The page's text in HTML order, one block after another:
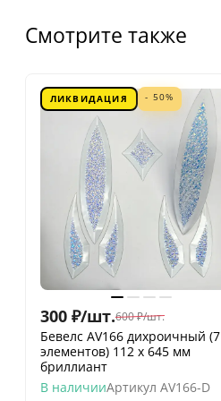
Смотрите также
ЛИКВИДАЦИЯ - 50%
300 ₽/шт.600 ₽/шт.
Бевелс AV166 дихроичный (7
элементов) 112 х 645 мм
бриллиант
В наличииАртикул AV166-D